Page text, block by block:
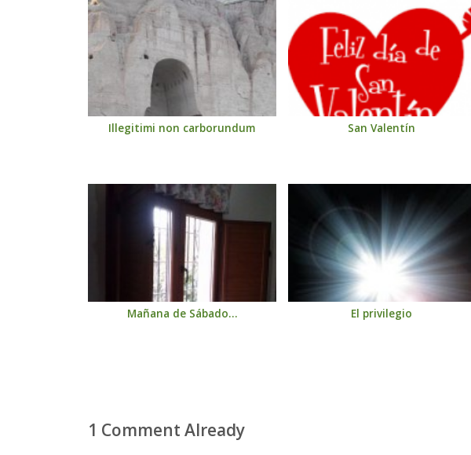
Illegitimi non carborundum San Valentín
Mañana de Sábado… El privilegio
1 Comment Already